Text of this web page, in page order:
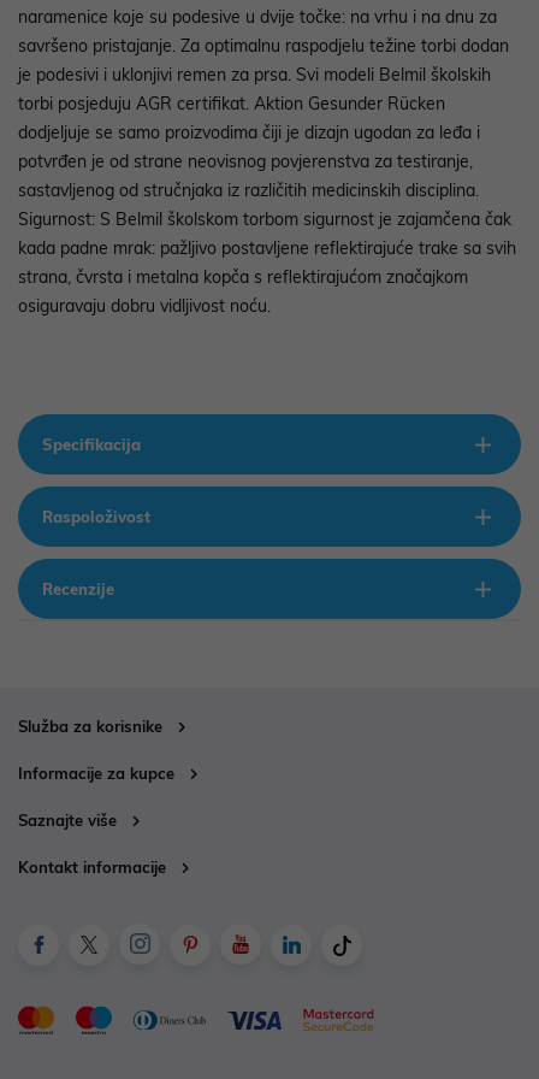
naramenice koje su podesive u dvije točke: na vrhu i na dnu za
savršeno pristajanje. Za optimalnu raspodjelu težine torbi dodan
je podesivi i uklonjivi remen za prsa. Svi modeli Belmil školskih
torbi posjeduju AGR certifikat. Aktion Gesunder Rücken
dodjeljuje se samo proizvodima čiji je dizajn ugodan za leđa i
potvrđen je od strane neovisnog povjerenstva za testiranje,
sastavljenog od stručnjaka iz različitih medicinskih disciplina.
Sigurnost: S Belmil školskom torbom sigurnost je zajamčena čak
kada padne mrak: pažljivo postavljene reflektirajuće trake sa svih
strana, čvrsta i metalna kopča s reflektirajućom značajkom
osiguravaju dobru vidljivost noću.
Specifikacija
Raspoloživost
Recenzije
Služba za korisnike
Informacije za kupce
Saznajte više
Kontakt informacije